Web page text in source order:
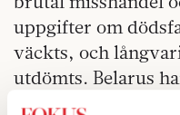
uppgifter om
väckts, och
utdömts. Belarus
politiska fångar.